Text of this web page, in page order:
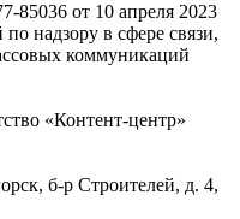
от 10 апреля 2023
надзору в сфере связи,
коммуникаций
«Контент-центр»
б-р Строителей, д. 4,